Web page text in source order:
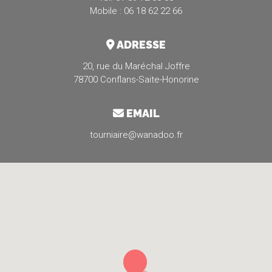
Mobile : 06 18 62 22 66
ADRESSE
20, rue du Maréchal Joffre
78700 Conflans-Saite-Honorine
EMAIL
tourniaire@wanadoo.fr